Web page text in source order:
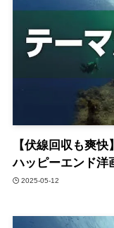
【伏線回収も爽
ハッピーエンド洋
2025-05-12